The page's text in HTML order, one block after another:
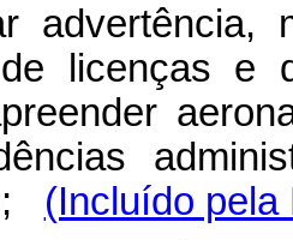
advertência,
licenças e
(Incluído pela